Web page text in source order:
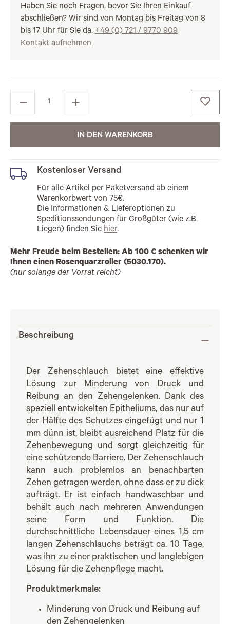
Haben Sie noch Fragen, bevor Sie Ihren Einkauf
abschließen? Wir sind von Montag bis Freitag von 8
bis 17 Uhr für Sie da. +49 (0) 721 / 9770 909
Kontakt aufnehmen
IN DEN WARENKORB
Kostenloser Versand
Für alle Artikel per Paketversand ab einem
Warenkorbwert von 75€.
Die Informationen & Lieferoptionen zu
Speditionssendungen für Großgüter (wie z.B.
Liegen) finden Sie hier.
Mehr Freude beim Bestellen: Ab 100 € schenken wir
Ihnen einen Rosenquarzroller (5030.170).
(nur solange der Vorrat reicht)
Beschreibung
Der Zehenschlauch bietet eine effektive
Lösung zur Minderung von Druck und
Reibung an den Zehengelenken. Dank des
speziell entwickelten Epitheliums, das nur auf
der Hälfte des Schutzes eingefügt und nur 1
mm dünn ist, bleibt ausreichend Platz für die
Zehenbewegung und sorgt gleichzeitig für
eine schützende Barriere. Der Zehenschlauch
kann auch problemlos an benachbarten
Zehen getragen werden, ohne dass er zu dick
aufträgt. Er ist einfach handwaschbar und
behält auch nach mehreren Anwendungen
seine Form und Funktion. Die
durchschnittliche Lebensdauer eines 1,5 cm
langen Zehenschlauchs beträgt ca. 10 Tage,
was ihn zu einer praktischen und langlebigen
Lösung für die Zehenpflege macht.
Produktmerkmale:
Minderung von Druck und Reibung auf